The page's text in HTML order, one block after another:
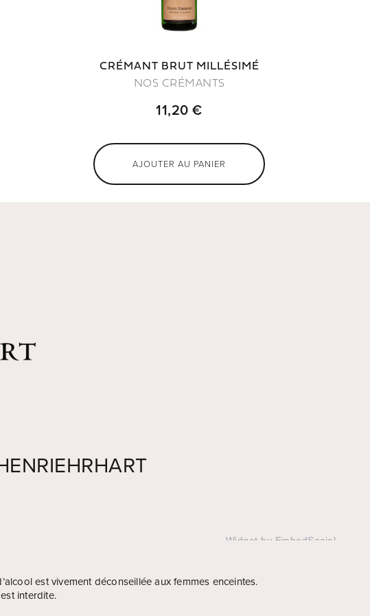
CRÉMANT BRUT MILLÉSIMÉ
NOS CRÉMANTS
11,20 €
AJOUTER AU PANIER
Widget by EmbedSocial
est vivement déconseillée aux femmes enceintes.
interdite.